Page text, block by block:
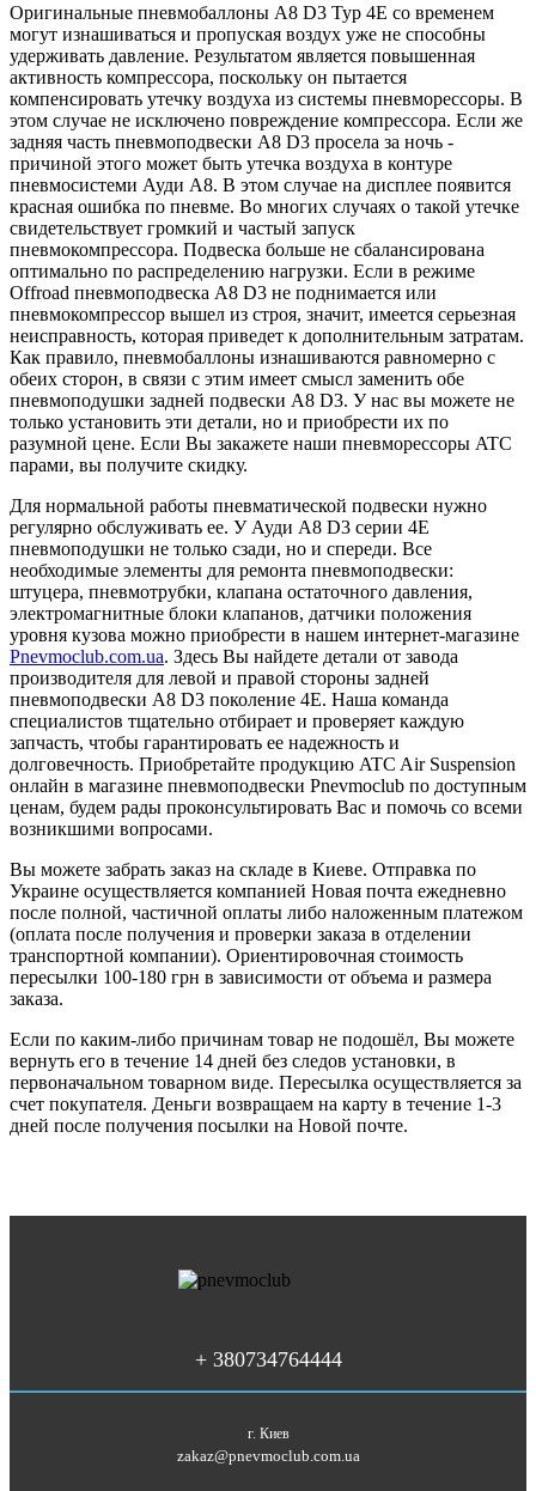
Оригинальные пневмобаллоны A8 D3 Typ 4E со временем
могут изнашиваться и пропуская воздух уже не способны
удерживать давление. Результатом является повышенная
активность компрессора, поскольку он пытается
компенсировать утечку воздуха из системы пневморессоры. В
этом случае не исключено повреждение компрессора. Если же
задняя часть пневмоподвески A8 D3 просела за ночь -
причиной этого может быть утечка воздуха в контуре
пневмосистеми Ауди A8. В этом случае на дисплее появится
красная ошибка по пневме. Во многих случаях о такой утечке
свидетельствует громкий и частый запуск
пневмокомпрессора. Подвеска больше не сбалансирована
оптимально по распределению нагрузки. Если в режиме
Offroad пневмоподвеска A8 D3 не поднимается или
пневмокомпрессор вышел из строя, значит, имеется серьезная
неисправность, которая приведет к дополнительным затратам.
Как правило, пневмобаллоны изнашиваются равномерно с
обеих сторон, в связи с этим имеет смысл заменить обе
пневмоподушки задней подвески A8 D3. У нас вы можете не
только установить эти детали, но и приобрести их по
разумной цене. Если Вы закажете наши пневморессоры ATC
парами, вы получите скидку.
Для нормальной работы пневматической подвески нужно
регулярно обслуживать ее. У Ауди A8 D3 серии 4E
пневмоподушки не только сзади, но и спереди. Все
необходимые элементы для ремонта пневмоподвески:
штуцера, пневмотрубки, клапана остаточного давления,
электромагнитные блоки клапанов, датчики положения
уровня кузова можно приобрести в нашем интернет-магазине
Pnevmoclub.com.ua. Здесь Вы найдете детали от завода
производителя для левой и правой стороны задней
пневмоподвески A8 D3 поколение 4E. Наша команда
специалистов тщательно отбирает и проверяет каждую
запчасть, чтобы гарантировать ее надежность и
долговечность. Приобретайте продукцию ATC Air Suspension
онлайн в магазине пневмоподвески Pnevmoclub по доступным
ценам, будем рады проконсультировать Вас и помочь со всеми
возникшими вопросами.
Вы можете забрать заказ на складе в Киеве. Отправка по
Украине осуществляется компанией Новая почта ежедневно
после полной, частичной оплаты либо наложенным платежом
(оплата после получения и проверки заказа в отделении
транспортной компании). Ориентировочная стоимость
пересылки 100-180 грн в зависимости от объема и размера
заказа.
Если по каким-либо причинам товар не подошёл, Вы можете
вернуть его в течение 14 дней без следов установки, в
первоначальном товарном виде. Пересылка осуществляется за
счет покупателя. Деньги возвращаем на карту в течение 1-3
дней после получения посылки на Новой почте.
+ 380734764444
г. Киев
zakaz@pnevmoclub.com.ua